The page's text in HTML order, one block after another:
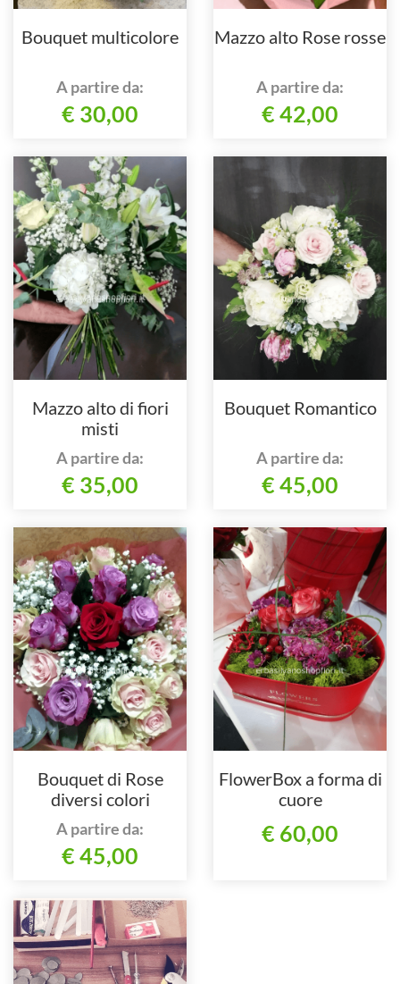
Bouquet multicolore
A partire da:
€ 30,00
Mazzo alto Rose rosse
A partire da:
€ 42,00
Mazzo alto di fiori
misti
A partire da:
€ 35,00
Bouquet Romantico
A partire da:
€ 45,00
Bouquet di Rose
diversi colori
A partire da:
€ 45,00
FlowerBox a forma di
cuore
€ 60,00